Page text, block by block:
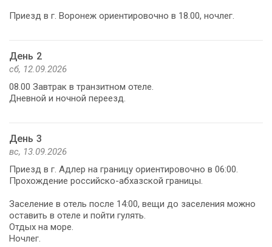
Приезд в г. Воронеж ориентировочно в 18.00, ночлег.
День 2
сб, 12.09.2026
08.00 Завтрак в транзитном отеле.
Дневной и ночной переезд.
День 3
вс, 13.09.2026
Приезд в г. Адлер на границу ориентировочно в 06:00.
Прохождение российско-абхазской границы.
Заселение в отель после 14:00, вещи до заселения можно
оставить в отеле и пойти гулять.
Отдых на море.
Ночлег.